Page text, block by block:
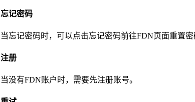
忘记密码
当忘记密码时，可以点击忘记密码前往FDN页面重置密
注册
当没有FDN账户时，需要先注册账号。